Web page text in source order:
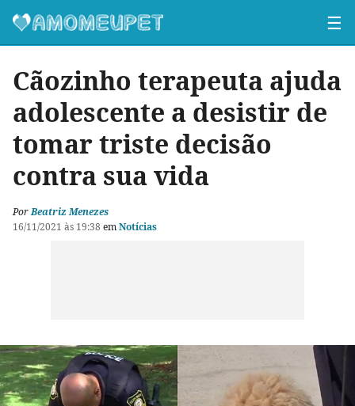
☰
Cãozinho terapeuta ajuda
adolescente a desistir de
tomar triste decisão
contra sua vida
PorBeatriz Menezes
16/11/2021 às 19:38 emNotícias